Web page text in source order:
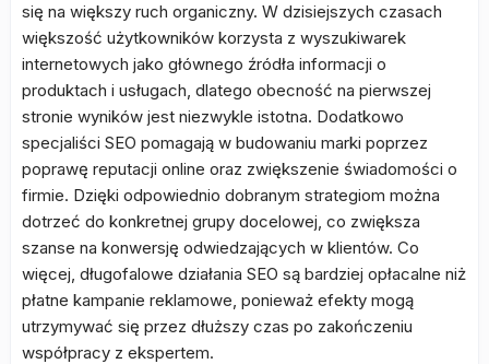
się na większy ruch organiczny. W dzisiejszych czasach
większość użytkowników korzysta z wyszukiwarek
internetowych jako głównego źródła informacji o
produktach i usługach, dlatego obecność na pierwszej
stronie wyników jest niezwykle istotna. Dodatkowo
specjaliści SEO pomagają w budowaniu marki poprzez
poprawę reputacji online oraz zwiększenie świadomości o
firmie. Dzięki odpowiednio dobranym strategiom można
dotrzeć do konkretnej grupy docelowej, co zwiększa
szanse na konwersję odwiedzających w klientów. Co
więcej, długofalowe działania SEO są bardziej opłacalne niż
płatne kampanie reklamowe, ponieważ efekty mogą
utrzymywać się przez dłuższy czas po zakończeniu
współpracy z ekspertem.